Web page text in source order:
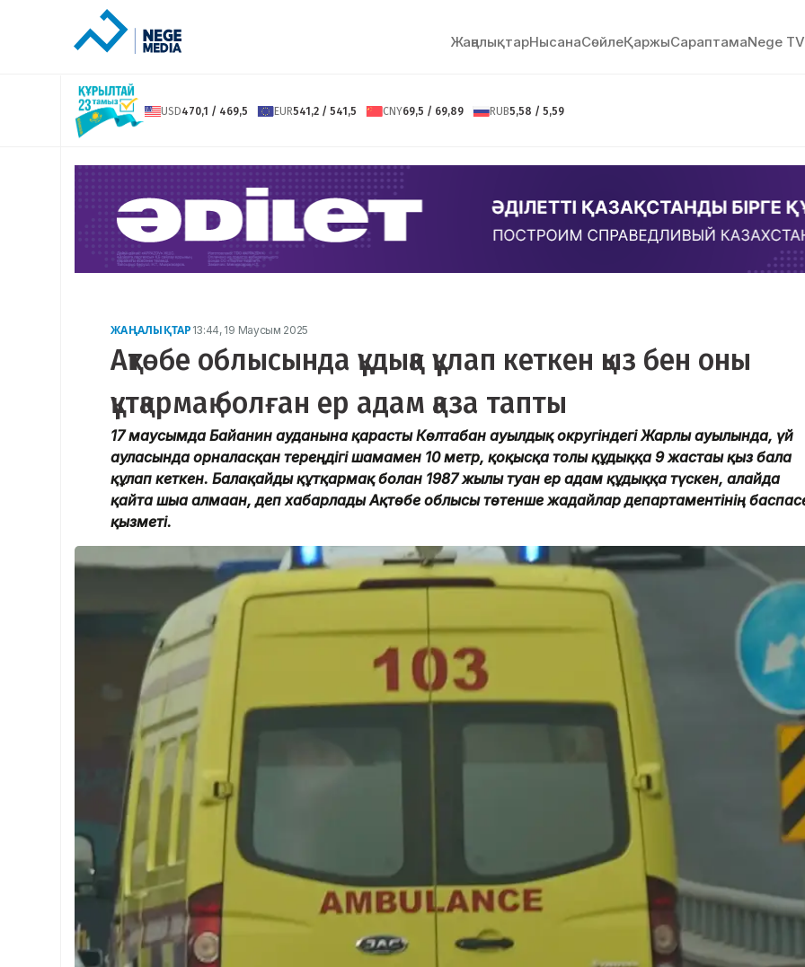
ЖаңалықтарНысанаСөйлeҚаржыСараптамаNege TV
USD470,1 / 469,5 EUR541,2 / 541,5 CNY69,5 / 69,89 RUB5,58 / 5,59
ЖАҢАЛЫҚТАР 13:44, 19 Маусым 2025
Ақтөбе облысында құдыққа құлап кеткен қыз бен оны
құтқармақ болған ер адам қаза тапты
17 маусымда Байғанин ауданына қарасты Көлтабан ауылдық округіндегі Жарлы ауылында, үй
ауласында орналасқан тереңдігі шамамен 10 метр, қоқысқа толы құдыққа 9 жастағы қыз бала
құлап кеткен. Балақайды құтқармақ болған 1987 жылы туған ер адам құдыққа түскен, алайда
қайта шыға алмаған, деп хабарлады Ақтөбе облысы төтенше жағдайлар департаментінің
қызметі.